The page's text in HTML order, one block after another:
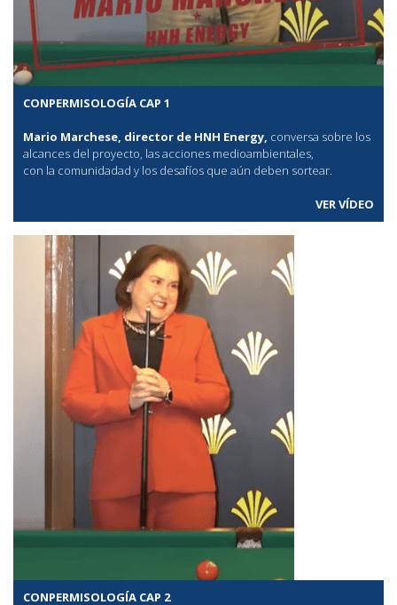
CONPERMISOLOGÍA CAP 1
Mario Marchese, director de HNH Energy, conversa sobre los
alcances del proyecto, las acciones medioambientales,
con la comunidadad y los desafíos que aún deben sortear.
VER VÍDEO
CONPERMISOLOGÍA CAP 2